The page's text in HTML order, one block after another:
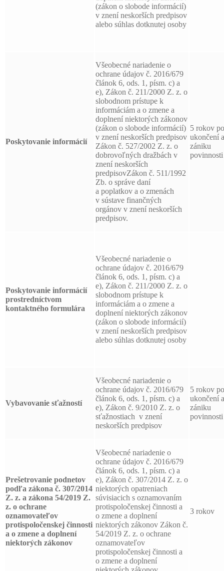
(zákon o slobode informácií)
v znení neskorších predpisov
alebo súhlas dotknutej osoby
Poskytovanie informácií
Všeobecné nariadenie o
ochrane údajov č. 2016/679
článok 6, ods. 1, písm. c) a
e), Zákon č. 211/2000 Z. z. o
slobodnom prístupe k
informáciám a o zmene a
doplnení niektorých zákonov
(zákon o slobode informácií)
v znení neskorších predpisov
Zákon č. 527/2002 Z. z. o
dobrovoľných dražbách v
znení neskorších
predpisovZákon č. 511/1992
Zb. o správe daní
a poplatkov a o zmenách
v sústave finančných
orgánov v znení neskorších
predpisov.
5 rokov po
ukončení
zániku
povinnosti
Poskytovanie informácií
prostredníctvom
kontaktného formulára
Všeobecné nariadenie o
ochrane údajov č. 2016/679
článok 6, ods. 1, písm. c) a
e), Zákon č. 211/2000 Z. z. o
slobodnom prístupe k
informáciám a o zmene a
doplnení niektorých zákonov
(zákon o slobode informácií)
v znení neskorších predpisov
alebo súhlas dotknutej osoby
Vybavovanie sťažností
Všeobecné nariadenie o
ochrane údajov č. 2016/679
článok 6, ods. 1, písm. c) a
e), Zákon č. 9/2010 Z. z. o
sťažnostiach v znení
neskorších predpisov
5 rokov po
ukončení
zániku
povinnosti
Prešetrovanie podnetov
podľa zákona č. 307/2014
Z. z. a zákona 54/2019 Z.
z. o ochrane
oznamovateľov
protispoločenskej činnosti
a o zmene a doplnení
niektorých zákonov
Všeobecné nariadenie o
ochrane údajov č. 2016/679
článok 6, ods. 1, písm. c) a
e), Zákon č. 307/2014 Z. z. o
niektorých opatreniach
súvisiacich s oznamovaním
protispoločenskej činnosti a
o zmene a doplnení
niektorých zákonov Zákon č.
54/2019 Z. z. o ochrane
oznamovateľov
protispoločenskej činnosti a
o zmene a doplnení
3 rokov